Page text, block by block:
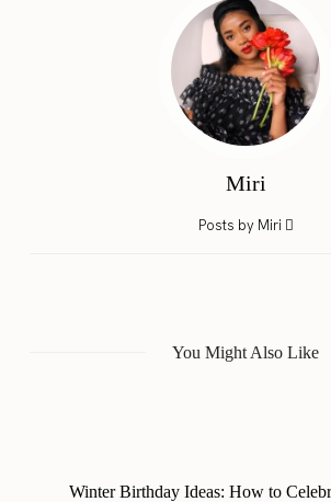
Miri
Posts by Miri
You Might Also Like
Winter Birthday Ideas: How to